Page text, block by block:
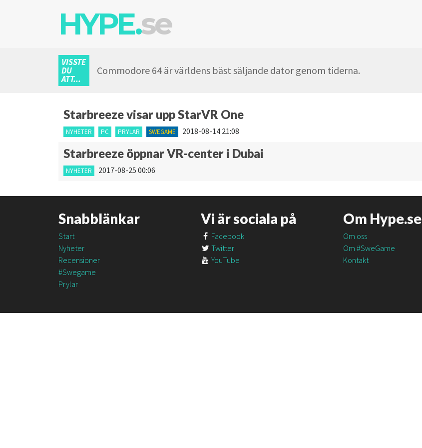
HYPE.se
VISSTE
DU
ATT...
Commodore 64 är världens bäst säljande dator genom tiderna.
Starbreeze visar upp StarVR One
NYHETER PC PRYLAR SWEGAME 2018-08-14 21:08
Starbreeze öppnar VR-center i Dubai
NYHETER 2017-08-25 00:06
Snabblänkar
Start
Nyheter
Recensioner
#Swegame
Prylar
Vi är sociala på
Facebook
Twitter
YouTube
Om Hype.se
Om oss
Om #SweGame
Kontakt